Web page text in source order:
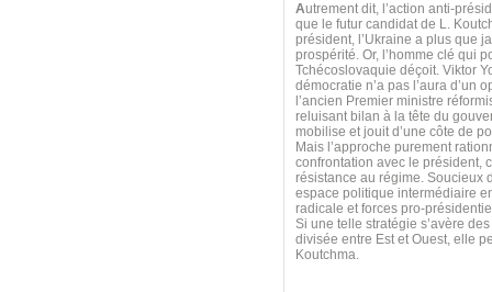
Autrement dit, l’action anti-
que le futur candidat de L.
président, l’Ukraine a plus que
prospérité. Or, l’homme clé qui
Tchécoslovaquie déçoit. Viktor
démocratie n’a pas l’aura d’un
l’ancien Premier ministre
reluisant bilan à la tête du
mobilise et jouit d’une côte de
Mais l’approche purement
confrontation avec le président,
résistance au régime. Soucieux
espace politique intermédiaire
radicale et forces pro-
Si une telle stratégie s’avère
divisée entre Est et Ouest, elle
Koutchma.